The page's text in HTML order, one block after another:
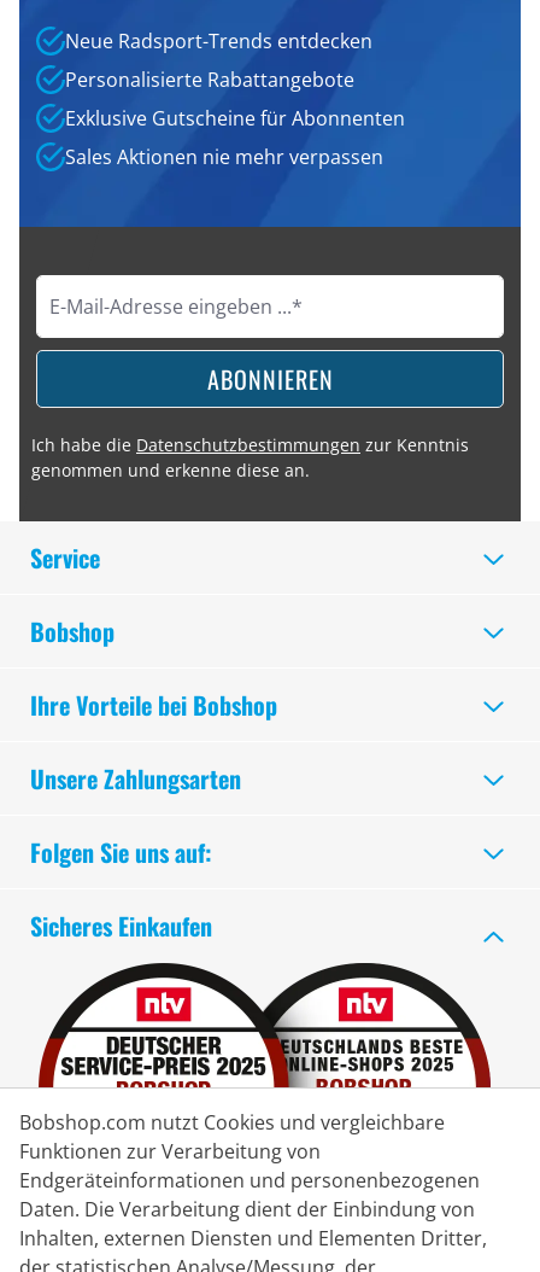
Neue Radsport-Trends entdecken
Personalisierte Rabattangebote
Exklusive Gutscheine für Abonnenten
Sales Aktionen nie mehr verpassen
ABONNIEREN
Ich habe die Datenschutzbestimmungen zur Kenntnis
genommen und erkenne diese an.
Service
Bobshop
Ihre Vorteile bei Bobshop
Unsere Zahlungsarten
Folgen Sie uns auf:
Sicheres Einkaufen
Bobshop.com nutzt Cookies und vergleichbare
Funktionen zur Verarbeitung von
Endgeräteinformationen und personenbezogenen
Daten. Die Verarbeitung dient der Einbindung von
Inhalten, externen Diensten und Elementen Dritter,